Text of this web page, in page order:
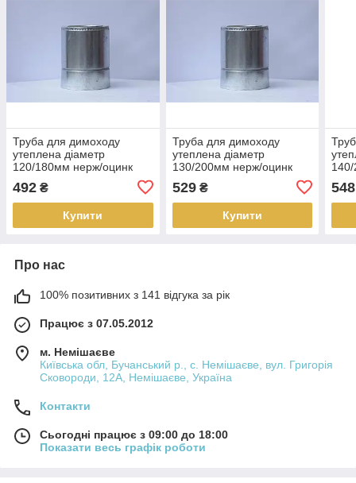
Труба для димоходу
утеплена діаметр
120/180мм нерж/оцинк
0,25м 0,8мм (сендвіч) AISI
304
492 ₴
Купити
Труба для димоходу
утеплена діаметр
130/200мм нерж/оцинк
0,25м 0,8мм (сендвіч) AISI
304
529₴
Купити
304
548
Про нас
100% позитивних з 141 відгука за рік
Працює з 07.05.2012
м. Немішаєве
Київська обл, Бучанський р., с. Немішаєве, вул. Григорія
Сковороди, 12А, Немішаєве, Україна
Контакти
Сьогодні працює з 09:00 до 18:00
Показати весь графік роботи